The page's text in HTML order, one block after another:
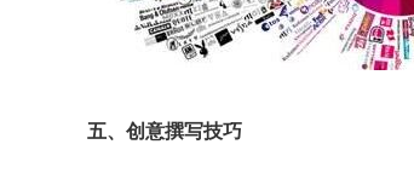
五、创意撰写技巧